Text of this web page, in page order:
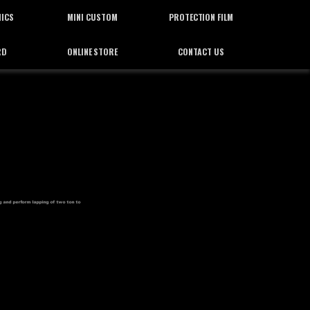
クス
MINI CUSTOM
ミニカスタム
PROTECTION FILM
プロテクション フィルム
ONLINE STORE CONTACT US